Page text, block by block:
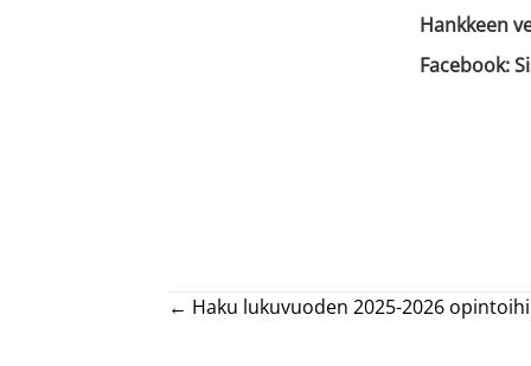
Hankkeen
Facebook:
Posts
← Haku lukuvuoden 2025-2026